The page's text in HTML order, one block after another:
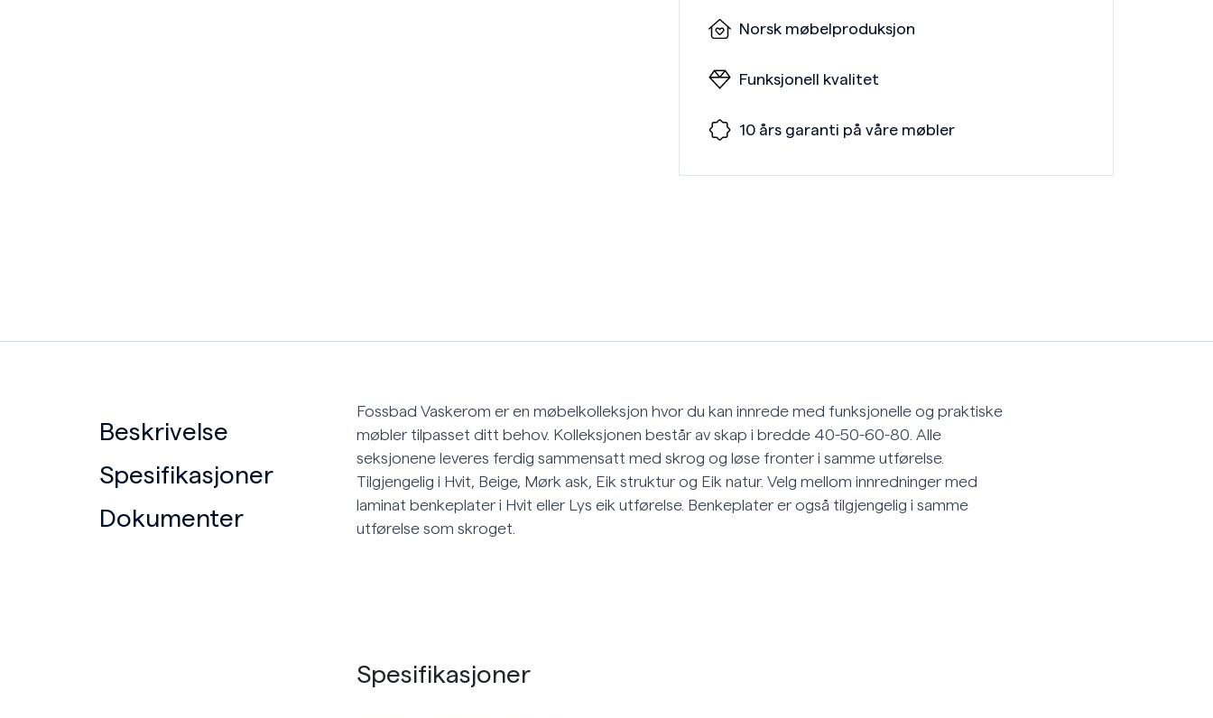
Norsk møbelproduksjon
Funksjonell kvalitet
10 års garanti på våre møbler
Beskrivelse
Spesifikasjoner
Dokumenter
Fossbad Vaskerom er en møbelkolleksjon hvor du kan innrede med funksjonelle og praktiske
møbler tilpasset ditt behov. Kolleksjonen består av skap i bredde 40-50-60-80. Alle
seksjonene leveres ferdig sammensatt med skrog og løse fronter i samme utførelse.
Tilgjengelig i Hvit, Beige, Mørk ask, Eik struktur og Eik natur. Velg mellom innredninger med
laminat benkeplater i Hvit eller Lys eik utførelse. Benkeplater er også tilgjengelig i samme
utførelse som skroget.
Spesifikasjoner